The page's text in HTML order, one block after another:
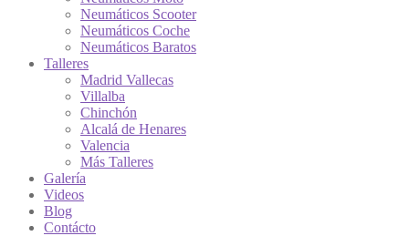
Neumáticos Scooter
Neumáticos Coche
Neumáticos Baratos
Talleres
Madrid Vallecas
Villalba
Chinchón
Alcalá de Henares
Valencia
Más Talleres
Galería
Videos
Blog
Contácto